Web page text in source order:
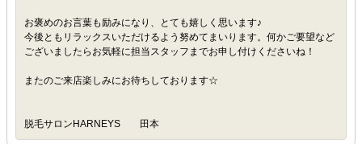
お褒めのお言葉も励みになり、とても嬉しく思います♪
今後ともリラックスいただけるよう努めてまいります。何かご要望など
ございましたらお気軽に担当スタッフまでお申し付けくださいね！
またのご来店楽しみにお待ちしております☆
脱毛サロンHARNEYS 田本